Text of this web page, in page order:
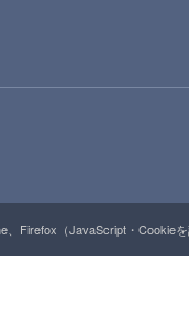
、Firefox（JavaScript・Cookie